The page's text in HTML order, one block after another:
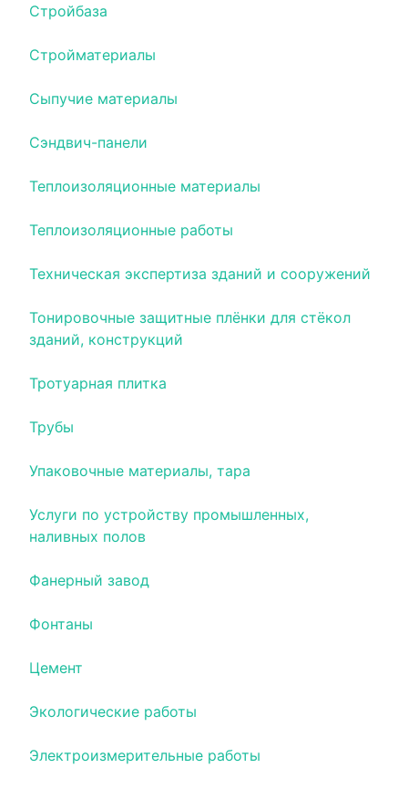
Стройбаза
Стройматериалы
Сыпучие материалы
Сэндвич-панели
Теплоизоляционные материалы
Теплоизоляционные работы
Техническая экспертиза зданий и сооружений
Тонировочные защитные плёнки для стёкол
зданий, конструкций
Тротуарная плитка
Трубы
Упаковочные материалы, тара
Услуги по устройству промышленных,
наливных полов
Фанерный завод
Фонтаны
Цемент
Экологические работы
Электроизмерительные работы